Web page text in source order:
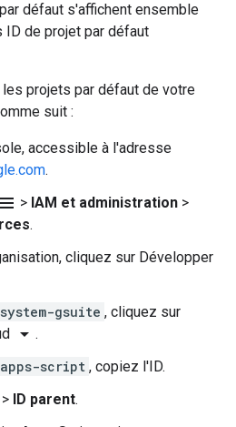
défaut s'affichent ensemble
de projet par défaut
projets par défaut de votre
suit :
accessible à l'adresse
.
> IAM et administration >
.
cliquez sur Développer
system-gsuite , cliquez sur
arrow_drop_down .
apps-script , copiez l'ID.
> ID parent.